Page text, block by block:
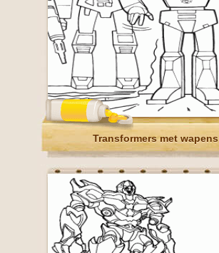
Transformers met wapens